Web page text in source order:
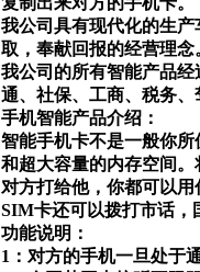
我公司具有现代化的生
取，奉献回报的经营理
我公司的所有智能产品
通、社保、工商、税务、
手机智能产品介绍 ：
智能手机卡不是一般你所
和超大容量的内存空间
对方打给他，你都可以
SIM卡还可以拨打市话，
功能说明：
1 ：对方的手机一旦处于